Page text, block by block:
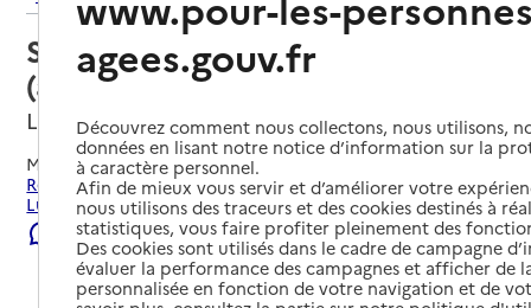
Service autonomie à domicile
(aide) – ADMR Rive Est du Léman
Lugrin, HAUTE-SAVOIE
Mis à jour le23/07/2026
Rechercher les établissements et services autour de
Lugrin.
Signaler une erreur
agees.gouv.fr
Découvrez comment nous collectons, nous utilisons,
données en lisant notre notice d’information sur la
à caractère personnel.
Afin de mieux vous servir et d’améliorer votre
nous utilisons des traceurs et des cookies destinés à
statistiques, vous faire profiter pleinement des
Des cookies sont utilisés dans le cadre de campagne
évaluer la performance des campagnes et afficher de
personnalisée en fonction de votre navigation et de